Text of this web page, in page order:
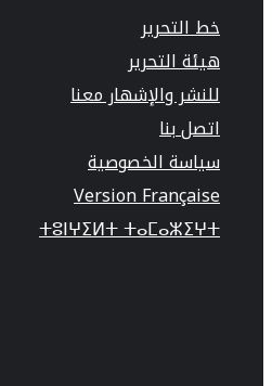
خط التحرير
هيئة التحرير
للنشر والإشهار معنا
اتصل بنا
سياسة الخصوصية
Version Française
ⵜⵓⵏⵖⵉⵍⵜ ⵜⴰⵎⴰⵣⵉⵖⵜ